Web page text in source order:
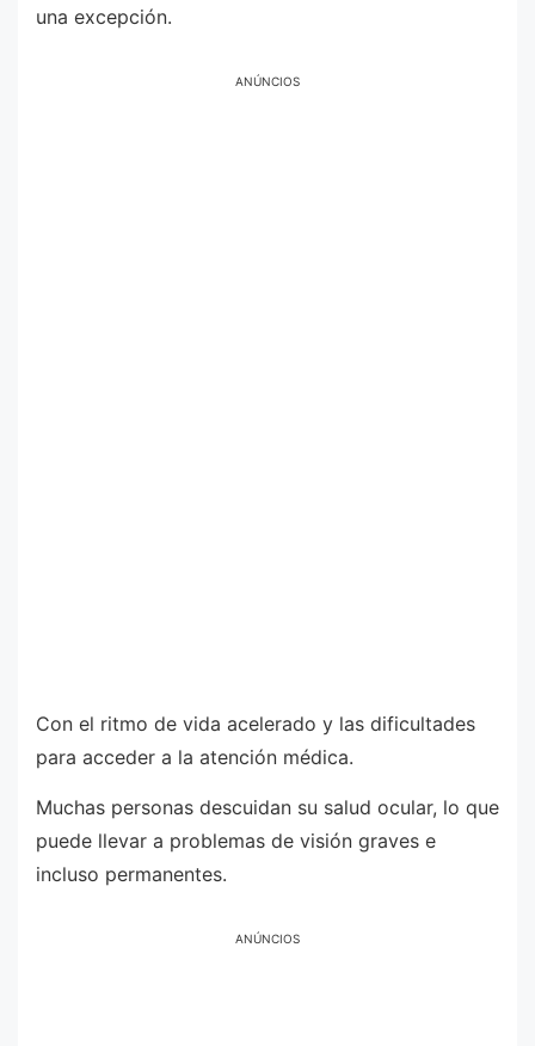
una excepción.
ANÚNCIOS
Con el ritmo de vida acelerado y las dificultades
para acceder a la atención médica.
Muchas personas descuidan su salud ocular, lo que
puede llevar a problemas de visión graves e
incluso permanentes.
ANÚNCIOS